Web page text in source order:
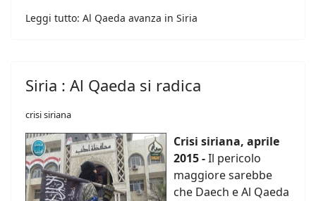
Leggi tutto: Al Qaeda avanza in Siria
Siria : Al Qaeda si radica
crisi siriana
Crisi siriana, aprile
2015 -Il pericolo
maggiore sarebbe
che Daech e Al Qaeda